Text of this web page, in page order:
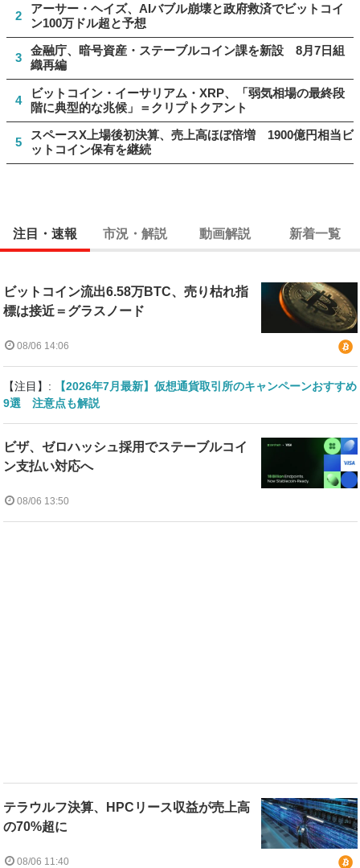
2
アーサー・ヘイズ、AIバブル崩壊と政府救済でビットコイ
ン100万ドル超と予想
3
金融庁、暗号資産・ステーブルコイン課を新設 8月7日組
織再編
4
ビットコイン・イーサリアム・XRP、「弱気相場の最終段
階に典型的な兆候」＝クリプトクアント
5
スペースX上場後初決算、売上高ほぼ倍増 1900億円相当ビ
ットコイン保有を継続
注目・速報 市況・解説 動画解説 新着一覧
ビットコイン流出6.58万BTC、売り枯れ指
標は接近＝グラスノード
08/06 14:06
【注目】:
【2026年7月最新】仮想通貨取引所のキャンペーンおすすめ
9選 注意点も解説
ビザ、ゼロハッシュ採用でステーブルコイ
ン支払い対応へ
08/06 13:50
テラウルフ決算、HPCリース収益が売上高
の70%超に
08/06 11:40